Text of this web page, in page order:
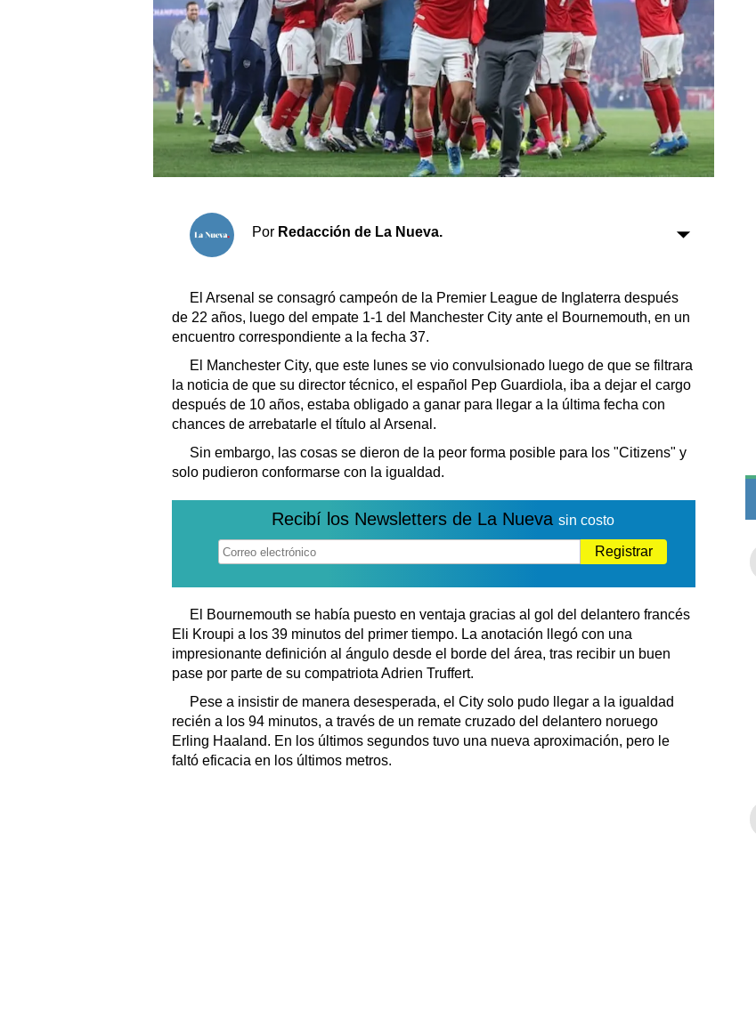
Sociedad y tiempo libre
Sociedad
Tecnología
Turismo
Salud
Es viral
El tiempo
Fúnebres
Horóscopo
Suplementos
Loterías
Datos Útiles
Fúnebres
Edictos
Teléfonos de urgencia
Por Redacción de La Nueva.
El Arsenal se consagró campeón de la Premier League de Inglaterra después
de 22 años, luego del empate 1-1 del Manchester City ante el Bournemouth, en un
encuentro correspondiente a la fecha 37.
El Manchester City, que este lunes se vio convulsionado luego de que se filtrara
la noticia de que su director técnico, el español Pep Guardiola, iba a dejar el cargo
después de 10 años, estaba obligado a ganar para llegar a la última fecha con
chances de arrebatarle el título al Arsenal.
Sin embargo, las cosas se dieron de la peor forma posible para los "Citizens" y
solo pudieron conformarse con la igualdad.
Recibí los Newsletters de La Nueva sin costo
Registrar
El Bournemouth se había puesto en ventaja gracias al gol del delantero francés
Eli Kroupi a los 39 minutos del primer tiempo. La anotación llegó con una
impresionante definición al ángulo desde el borde del área, tras recibir un buen
pase por parte de su compatriota Adrien Truffert.
Pese a insistir de manera desesperada, el City solo pudo llegar a la igualdad
recién a los 94 minutos, a través de un remate cruzado del delantero noruego
Erling Haaland. En los últimos segundos tuvo una nueva aproximación, pero le
faltó eficacia en los últimos metros.